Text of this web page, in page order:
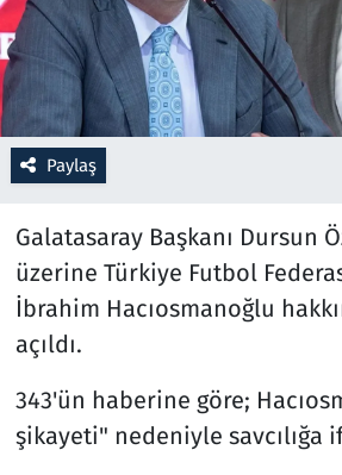
Paylaş
Galatasaray Başkanı Dursun
üzerine Türkiye Futbol
İbrahim Hacıosmanoğlu
açıldı.
343'ün haberine göre;
şikayeti" nedeniyle savcılığa
Sağlık
Savunma Sanayi
Seçim 2023
Spor
Teknoloji ve Bilim
Televizyon